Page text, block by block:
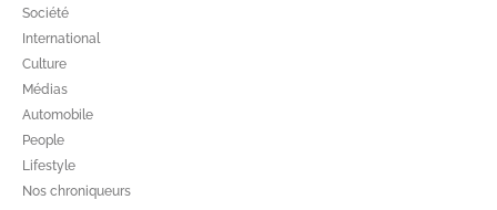
Société
International
Culture
Médias
Automobile
People
Lifestyle
Nos chroniqueurs